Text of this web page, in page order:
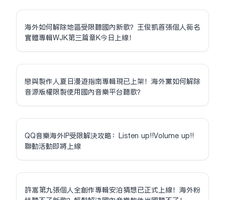
海外如何解除地區受限聽國內新歌？王俊凱首張個人同名
實體專輯WJK第三篇章K今日上線！
戀與製作人夏日漫遊指南專輯現已上架！海外黨如何解除
音源版權限制使用國內音樂平台聽歌？
QQ音樂海外IP受限解決攻略：Listen up!!Volume up!!
聯動活動即將上線
許嵩第九張個人全創作專輯安泊猜想已正式上線！海外粉